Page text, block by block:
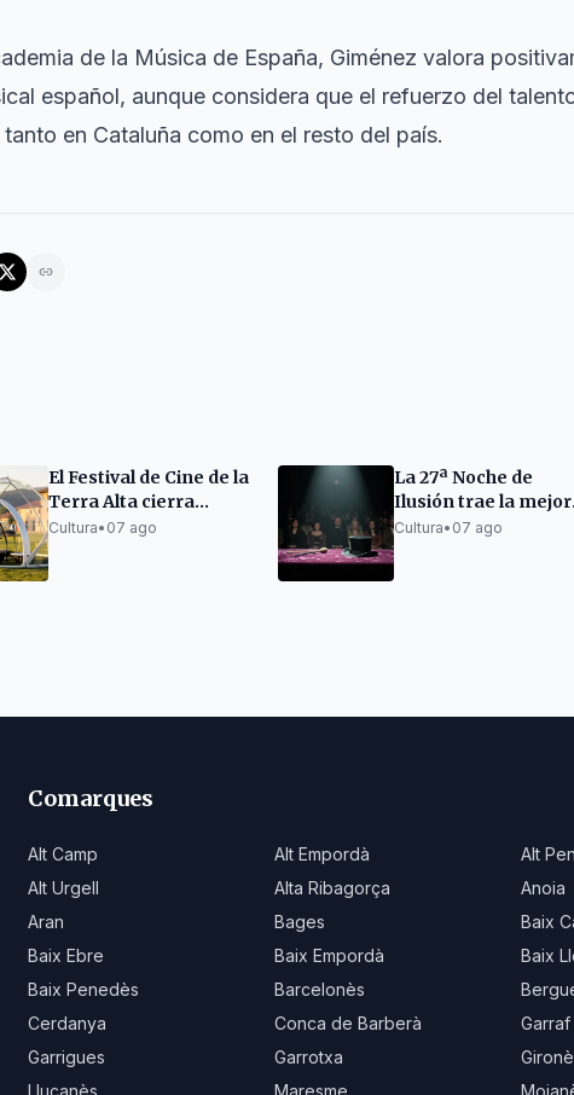
de la Música de España, Giménez valora
español, aunque considera que el refuerzo del
en Cataluña como en el resto del país.
El Festival de Cine de la
Terra Alta cierra
edición con éxito e
Cultura• 07 ago
La 27ª Noche de
Ilusión trae la mejor
magia a Santa
Cultura• 07 ago
Comarques
Alt Camp Alt Empordà
Alt
Alt Urgell
Alta Ribagorça
Anoia
Aran
Bages
Baix
Baix Ebre
Baix Empordà
Baix
Baix Penedès
Barcelonès
Cerdanya
Conca de Barberà
Garraf
Garrigues
Garrotxa
Lluçanès
Maresme